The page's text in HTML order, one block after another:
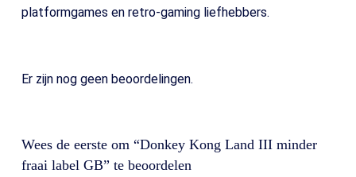
platformgames en retro-gaming liefhebbers.
Er zijn nog geen beoordelingen.
Wees de eerste om “Donkey Kong Land III minder
fraai label GB” te beoordelen